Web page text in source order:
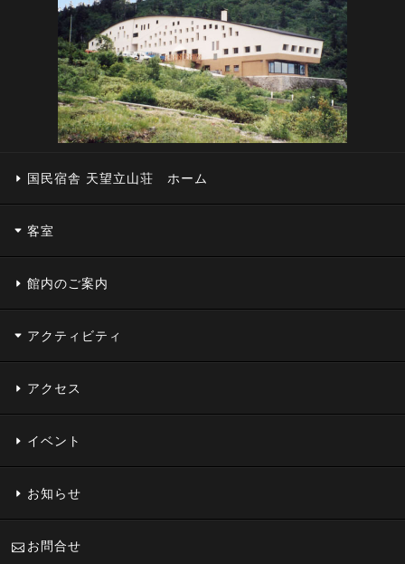
国民宿舎 天望立山荘 ホーム
客室
館内のご案内
アクティビティ
アクセス
イベント
お知らせ
お問合せ